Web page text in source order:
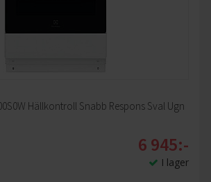
Hällkontroll Snabb Respons Sval Ugn
6 945:-
I lager